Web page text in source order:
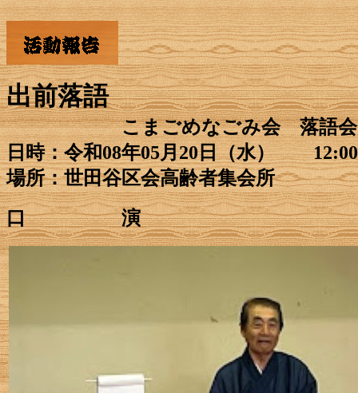
出前落語
こまごめなごみ会 落語会
日時：令和08年05月20日（水） 12:00
場所：世田谷区会高齢者集会所
口 演